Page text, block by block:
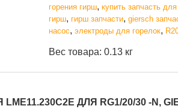
горения гирш, купить запчасть
гирш, гирш запчасти, giersch
насос, электроды для горелок,
Вес товара: 0.13 кг
ДЛЯ RG1/20/30 -N,